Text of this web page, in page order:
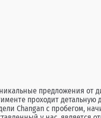
предложения
проходит детальную
Changan с пробегом,